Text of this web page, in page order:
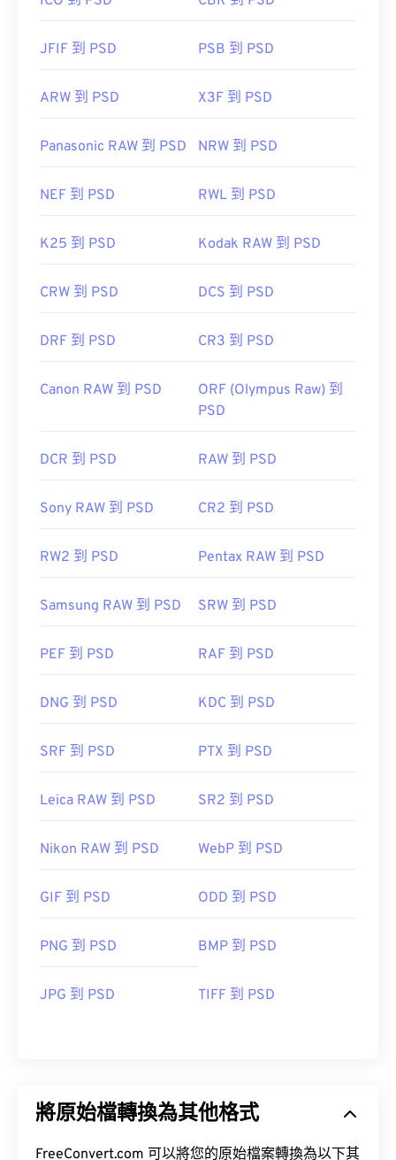
JFIF 到 PSD PSB 到 PSD
ARW 到 PSD X3F 到 PSD
Panasonic RAW 到 PSD NRW 到 PSD
NEF 到 PSD RWL 到 PSD
K25 到 PSD Kodak RAW 到 PSD
CRW 到 PSD DCS 到 PSD
DRF 到 PSD CR3 到 PSD
Canon RAW 到 PSD
ORF (Olympus Raw) 到
PSD
DCR 到 PSD RAW 到 PSD
Sony RAW 到 PSD CR2 到 PSD
RW2 到 PSD Pentax RAW 到 PSD
Samsung RAW 到 PSD SRW 到 PSD
PEF 到 PSD RAF 到 PSD
DNG 到 PSD KDC 到 PSD
SRF 到 PSD PTX 到 PSD
Leica RAW 到 PSD SR2 到 PSD
Nikon RAW 到 PSD WebP 到 PSD
GIF 到 PSD ODD 到 PSD
PNG 到 PSD BMP 到 PSD
JPG 到 PSD TIFF 到 PSD
將原始檔轉換為其他格式
FreeConvert.com 可以將您的原始檔案轉換為以下其